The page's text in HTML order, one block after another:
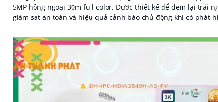
5MP hồng ngoại 30m full color. Được thiết kế để đem lại trải nghiệm
giám sát an toàn và hiệu quả cảnh báo chủ động khi có phát